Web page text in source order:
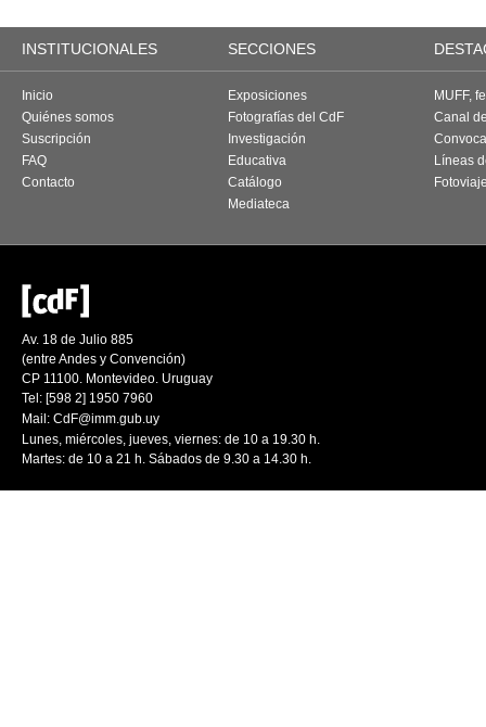
INSTITUCIONALES SECCIONES
Inicio
Quiénes somos
Suscripción
FAQ
Contacto
Exposiciones
Fotografías del CdF
Investigación
Educativa
Catálogo
Mediateca
MUFF,
Canal
Líneas
Av. 18 de Julio 885
(entre Andes y Convención)
CP 11100. Montevideo. Uruguay
Tel: [598 2] 1950 7960
Mail: CdF@imm.gub.uy
Lunes, miércoles, jueves, viernes: de 10 a 19.30 h.
Martes: de 10 a 21 h. Sábados de 9.30 a 14.30 h.